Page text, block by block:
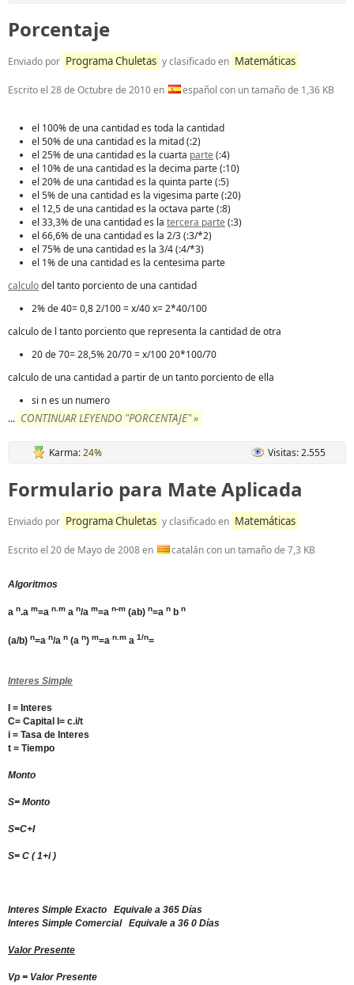
Porcentaje
Enviado por Programa Chuletas y clasificado en Matemáticas
Escrito el 28 de Octubre de 2010en español con un tamaño de 1,36 KB
el 100% de una cantidad es toda la cantidad
el 50% de una cantidad es la mitad (:2)
el 25% de una cantidad es la cuarta parte (:4)
el 10% de una cantidad es la decima parte (:10)
el 20% de una cantidad es la quinta parte (:5)
el 5% de una cantidad es la vigesima parte (:20)
el 12,5 de una cantidad es la octava parte (:8)
el 33,3% de una cantidad es la tercera parte (:3)
el 66,6% de una cantidad es la 2/3 (:3/*2)
el 75% de una cantidad es la 3/4 (:4/*3)
el 1% de una cantidad es la centesima parte
calculodel tanto porciento de una cantidad
2% de 40= 0,8 2/100 = x/40 x= 2*40/100
calculo de l tanto porciento que representa la cantidad de otra
20 de 70= 28,5% 20/70 = x/100 20*100/70
calculo de una cantidad a partir de un tanto porciento de ella
si n es un numero
... CONTINUAR LEYENDO "PORCENTAJE" »
Karma:24% Visitas: 2.555
Formulario para Mate Aplicada
Enviado por Programa Chuletas y clasificado en Matemáticas
Escrito el 20 de Mayo de 2008en catalán con un tamaño de 7,3 KB
Algoritmos
a n.a m=a n.m a n/a m=a n-m (ab) n=a n b n
(a/b) n=a n/a n (a n) m=a n.m a 1/n=
Interes Simple
I = Interes
C= Capital I= c.i/t
i = Tasa de Interes
t = Tiempo
Monto
S= Monto
S=C+I
S= C ( 1+i )
Interes Simple Exacto
Equivale a 365 Días
Interes Simple Comercial Equivale a 36 0 Días
Valor Presente
Vp = Valor Presente